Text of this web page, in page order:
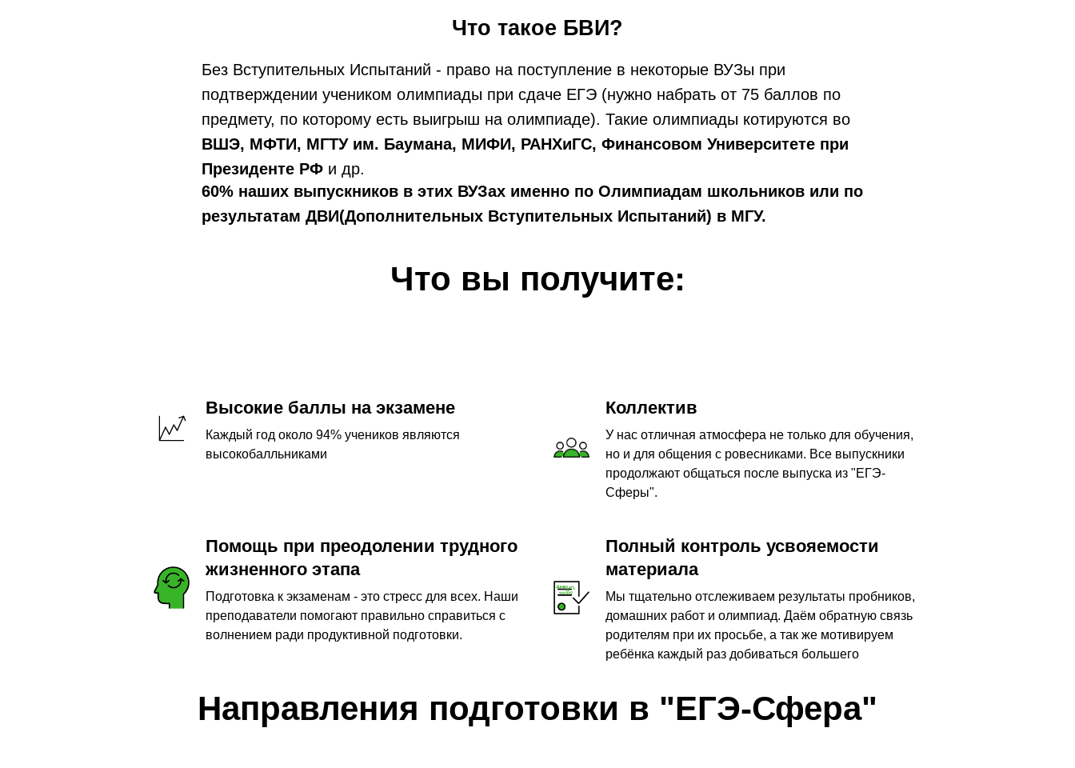
Что такое БВИ?
Без Вступительных Испытаний - право на поступление в некоторые ВУЗы при
подтверждении учеником олимпиады при сдаче ЕГЭ (нужно набрать от 75 баллов по
предмету, по которому есть выигрыш на олимпиаде). Такие олимпиады котируются во
ВШЭ, МФТИ, МГТУ им. Баумана, МИФИ, РАНХиГС, Финансовом Университете при
Президенте РФ и др.
60% наших выпускников в этих ВУЗах именно по Олимпиадам школьников или по
результатам ДВИ(Дополнительных Вступительных Испытаний) в МГУ.
Что вы получите:
Высокие баллы на экзамене
Каждый год около 94% учеников являются
высокобалльниками
Коллектив
У нас отличная атмосфера не только для обучения,
но и для общения с ровесниками. Все выпускники
продолжают общаться после выпуска из "ЕГЭ-
Сферы".
Помощь при преодолении трудного
жизненного этапа
Подготовка к экзаменам - это стресс для всех. Наши
преподаватели помогают правильно справиться с
волнением ради продуктивной подготовки.
Полный контроль усвояемости
материала
Мы тщательно отслеживаем результаты пробников,
домашних работ и олимпиад. Даём обратную связь
родителям при их просьбе, а так же мотивируем
ребёнка каждый раз добиваться большего
Направления подготовки в "ЕГЭ-Сфера"